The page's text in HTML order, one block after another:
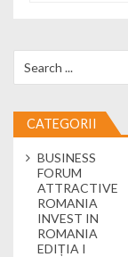
CATEGORII
BUSINESS
FORUM
ATTRACTIVE
ROMANIA
INVEST IN
ROMANIA
EDIȚIA I